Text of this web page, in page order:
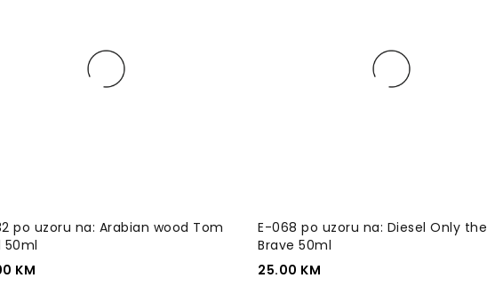
po uzoru na: Arabian wood Tom
50ml
KM
E-068 po uzoru na: Diesel Only the
Brave 50ml
25.00 KM